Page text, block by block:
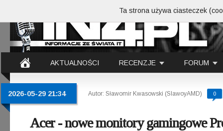
AKTUALNOŚCI RECENZJE FORUM
2026-05-29 21:34 Autor: Sławomir Kwasowski (SlawoyAMD) 0
Acer - nowe monitory gamingowe
Ta strona używa ciasteczek